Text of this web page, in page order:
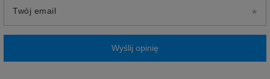
Twój email
Wyślij opinię